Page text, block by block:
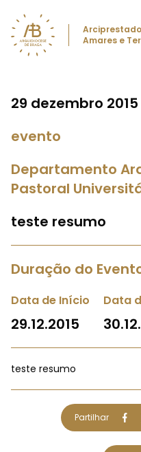
Arciprestado
Amares e
29 dezembro 2015
evento
Departamento
Pastoral
teste resumo
Duração do
Data de Início
29.12.2015
Data
teste resumo
Partilhar